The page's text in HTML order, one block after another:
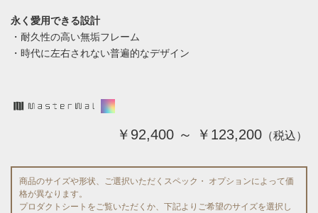
永く愛用できる設計
・耐久性の高い無垢フレーム
・時代に左右されない普遍的なデザイン
￥92,400 ～ ￥123,200 （税込）
商品のサイズや形状、ご選択いただくスペック・ オプションによって価
格が異なります。
プロダクトシートをご覧いただくか、下記よりご希望のサイズを選択し